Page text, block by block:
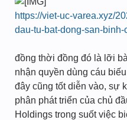
https://viet-uc-varea.xyz/
dau-tu-bat-dong-san-binh-
đồng thời đồng đó là lỡi
nhận quyền dùng cáu
đây cũng tốt diễn vào, sự
phân phát triển của chủ
Holdings trong suốt việc